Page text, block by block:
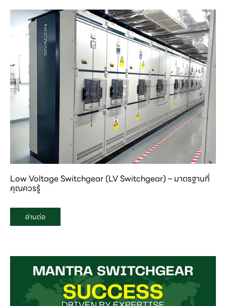
Low Voltage Switchgear (LV Switchgear) – มาตรฐานที่
คุณควรรู้
อ่านต่อ